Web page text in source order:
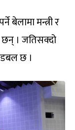
बेलामा मन्त्री र
छन् । जतिसक्दो
छ ।